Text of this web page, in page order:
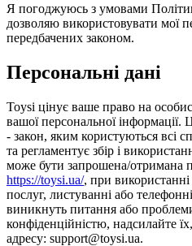
Я погоджуюсь з умовами
дозволяю використовувати мої
передбачених законом.
Персональні дані
Toysi цінує ваше право на
вашої персональної інформації.
- закон, яким користуються всі
та регламентує збір і
може бути запрошена/отримана
https://toysi.ua/, при використанні
послуг, листуванні або
виникнуть питання або
конфіденційністю, надсилайте
адресу: support@toysi.ua.